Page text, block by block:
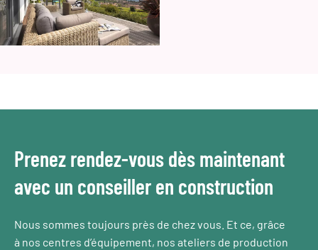
Prenez rendez-vous dès maintenant
avec un conseiller en construction
Nous sommes toujours près de chez vous. Et ce, grâce
à nos centres d’équipement, nos ateliers de production